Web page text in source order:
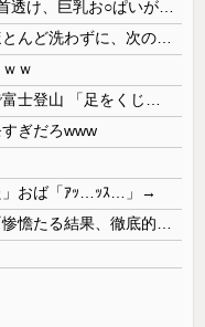
ｗ
ぎだろwww
」おば「ｱｯ…ｯｽ…」→